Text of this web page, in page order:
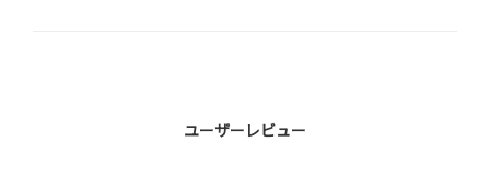
ユーザーレビュー